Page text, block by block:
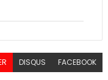
DISQUS FACEBOOK